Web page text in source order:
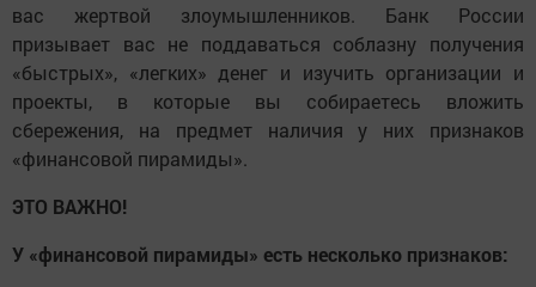
вас жертвой злоумышленников. Банк России
призывает вас не поддаваться соблазну получения
«быстрых», «легких» денег и изучить организации и
проекты, в которые вы собираетесь вложить
сбережения, на предмет наличия у них признаков
«финансовой пирамиды».
ЭТО ВАЖНО!
У «финансовой пирамиды» есть несколько признаков: